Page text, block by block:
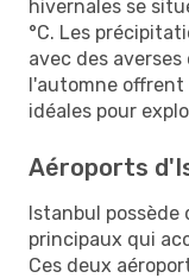
hivernales se
°C. Les
avec des
l'automne offrent
idéales pour
Aéroports
Istanbul
principaux qui
Ces deux